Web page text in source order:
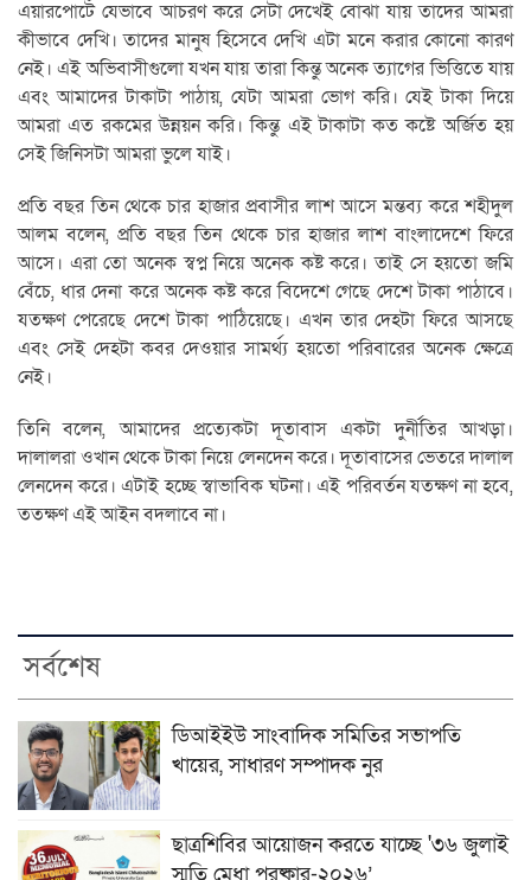
এয়ারপোর্টে যেভাবে আচরণ করে সেটা দেখেই বোঝা যায় তাদের আমরা
কীভাবে দেখি। তাদের মানুষ হিসেবে দেখি এটা মনে করার কোনো কারণ
নেই। এই অভিবাসীগুলো যখন যায় তারা কিন্তু অনেক ত্যাগের ভিত্তিতে যায়
এবং আমাদের টাকাটা পাঠায়, যেটা আমরা ভোগ করি। যেই টাকা দিয়ে
আমরা এত রকমের উন্নয়ন করি। কিন্তু এই টাকাটা কত কষ্টে অর্জিত হয়
সেই জিনিসটা আমরা ভুলে যাই।
প্রতি বছর তিন থেকে চার হাজার প্রবাসীর লাশ আসে মন্তব্য করে শহীদুল
আলম বলেন, প্রতি বছর তিন থেকে চার হাজার লাশ বাংলাদেশে ফিরে
আসে। এরা তো অনেক স্বপ্ন নিয়ে অনেক কষ্ট করে। তাই সে হয়তো জমি
বেঁচে, ধার দেনা করে অনেক কষ্ট করে বিদেশে গেছে দেশে টাকা পাঠাবে।
যতক্ষণ পেরেছে দেশে টাকা পাঠিয়েছে। এখন তার দেহটা ফিরে আসছে
এবং সেই দেহটা কবর দেওয়ার সামর্থ্য হয়তো পরিবারের অনেক ক্ষেত্রে
নেই।
তিনি বলেন, আমাদের প্রত্যেকটা দূতাবাস একটা দুর্নীতির আখড়া।
দালালরা ওখান থেকে টাকা নিয়ে লেনদেন করে। দূতাবাসের ভেতরে দালাল
লেনদেন করে। এটাই হচ্ছে স্বাভাবিক ঘটনা। এই পরিবর্তন যতক্ষণ না হবে,
ততক্ষণ এই আইন বদলাবে না।
সর্বশেষ
ডিআইইউ সাংবাদিক সমিতির সভাপতি
খায়ের, সাধারণ সম্পাদক নুর
ছাত্রশিবির আয়োজন করতে যাচ্ছে '৩৬ জুলাই